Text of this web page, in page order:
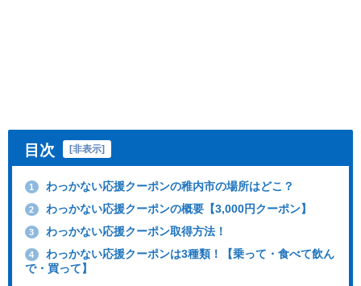
目次 [非表示]
1 わっかない応援クーポンの稚内市の場所はどこ？
2 わっかない応援クーポンの概要【3,000円クーポン】
3 わっかない応援クーポン取得方法！
4
わっかない応援クーポンは3種類！【乗って・食べて飲ん
で・買って】